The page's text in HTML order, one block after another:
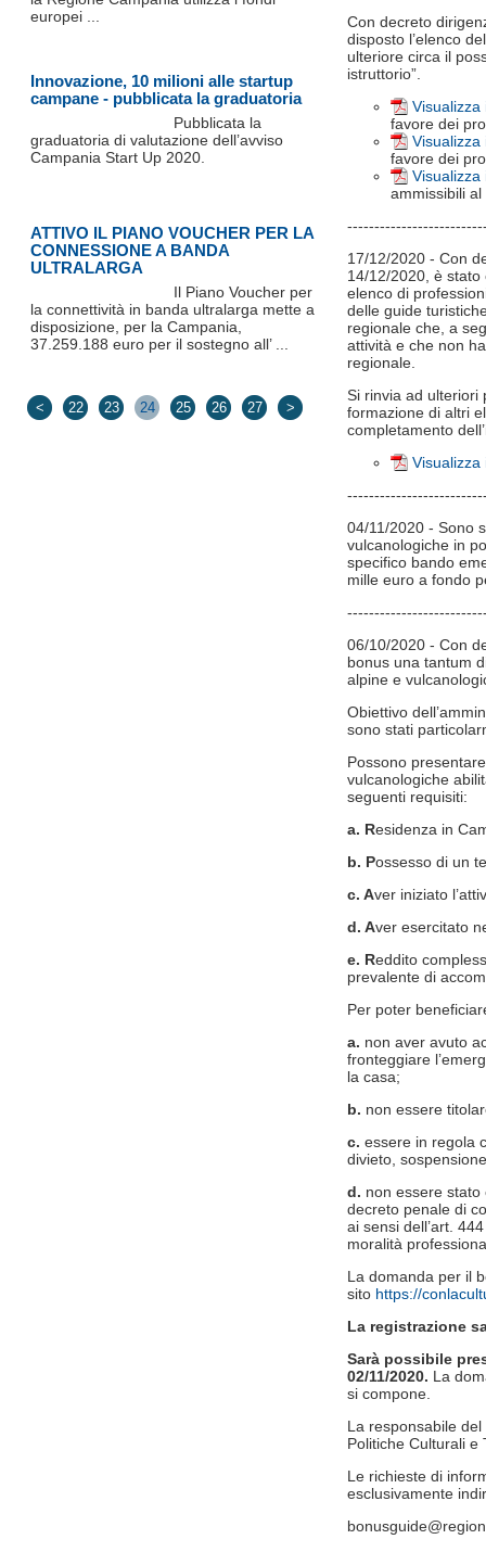
Con decreto
disposto l’elenco
ulteriore circa il
istruttorio”.
Visualizza
favore dei
Visualizza
favore dei
Visualizza
ammissibili
17/12/2020 - Con
14/12/2020, è
elenco di
delle guide
regionale che, a
attività e che non
regionale.
Si rinvia ad ulteriori
formazione di altri
completamento
Visualizza
04/11/2020 - Sono
vulcanologiche in
specifico bando
mille euro a fondo
06/10/2020 - Con
bonus una tantum
alpine e
Obiettivo
sono stati
Possono
vulcanologiche
seguenti requisiti:
a. Residenza in
b. Possesso di un
c. Aver iniziato
d. Aver esercitato
e. Reddito
prevalente di
Per poter
a. non aver avuto
fronteggiare
la casa;
b. non essere
c. essere in regola
divieto,
d. non essere
decreto penale di
ai sensi dell’art.
moralità
La domanda per il
sito https://
La registrazione
Sarà possibile
02/11/2020. La
si compone.
La responsabile
Politiche Culturali e
Le richieste di
esclusivamente
europei ...
Innovazione, 10 milioni alle startup
campane - pubblicata la graduatoria
Pubblicata la
graduatoria di valutazione dell’avviso
Campania Start Up 2020.
ATTIVO IL PIANO VOUCHER PER LA
CONNESSIONE A BANDA
ULTRALARGA
Il Piano Voucher per
la connettività in banda ultralarga mette a
disposizione, per la Campania,
37.259.188 euro per il sostegno all’ ...
< 22 23 24 25 26 27 >